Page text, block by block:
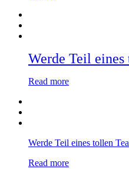
Werde Teil
Read more
Werde Teil eines tollen
Read more